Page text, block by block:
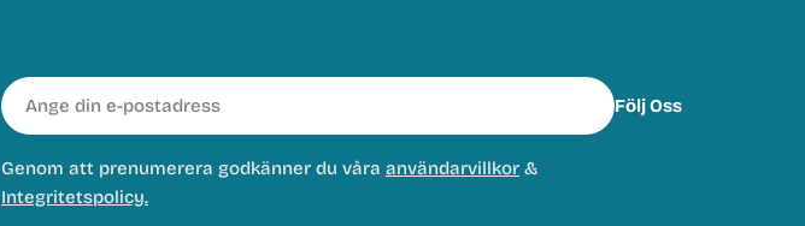
E-
post
Följ Oss
Genom att prenumerera godkänner du våra användarvillkor &
Integritetspolicy.